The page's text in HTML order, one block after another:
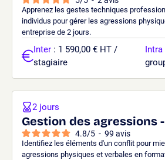
Apprenez les gestes techniques
individus pour gérer les agressions
entreprise de 2 jours.
Inter : 1 590,00 € HT /
stagiaire
Intra
Gestion des agressions -
4.8/5 - 99 avis
Identifiez les éléments d'un conflit pour
agressions physiques et verbales en
2 jours